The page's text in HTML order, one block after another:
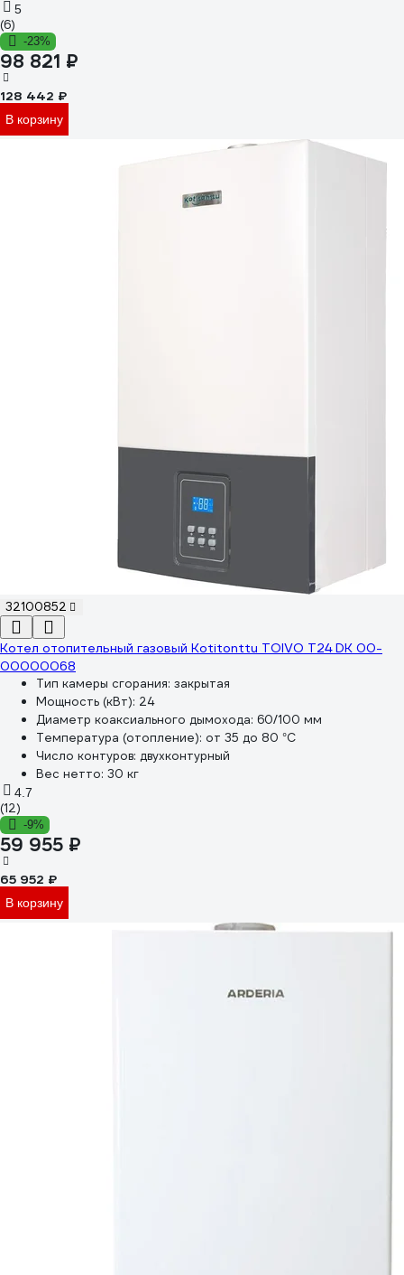
5
(6)
-23%
98 821 ₽
128 442 ₽
В корзину
32100852
Котел отопительный газовый Kotitonttu TOIVO T24 DK 00-
00000068
Тип камеры сгорания: закрытая
Мощность (кВт): 24
Диаметр коаксиального дымохода: 60/100 мм
Температура (отопление): от 35 до 80 °С
Число контуров: двухконтурный
Вес нетто: 30 кг
4.7
(12)
-9%
59 955 ₽
65 952 ₽
В корзину